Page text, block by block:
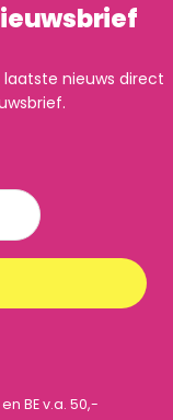
nieuws direct
BE v.a. 50,-